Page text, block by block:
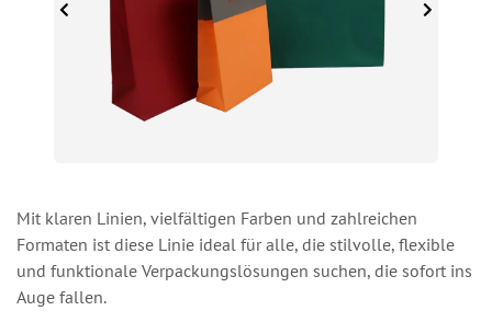
Mit klaren Linien, vielfältigen Farben und zahlreichen
Formaten ist diese Linie ideal für alle, die stilvolle, flexible
und funktionale Verpackungslösungen suchen, die sofort ins
Auge fallen.